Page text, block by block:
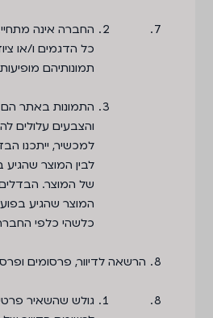
החברה אינה
כל הדגמים ו/או
תמונותיהם
התמונות באתר
והצבעים עלולים
למכשיר, ייתכנו
לבין המוצר
של המוצר. הבדלים
המוצר שהגיע
כלשהי כלפי
הרשאה לדיוור, פרסומים
גולש שהשאיר